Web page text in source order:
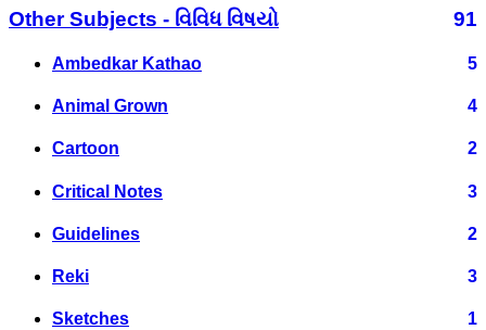
Other Subjects - વિવિધ વિષયો
91
Ambedkar Kathao 5
Animal Grown 4
Cartoon 2
Critical Notes 3
Guidelines 2
Reki 3
Sketches 1